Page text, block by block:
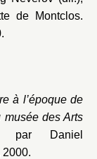
de Montclos.
à l’époque de
des Arts
par Daniel
2000.